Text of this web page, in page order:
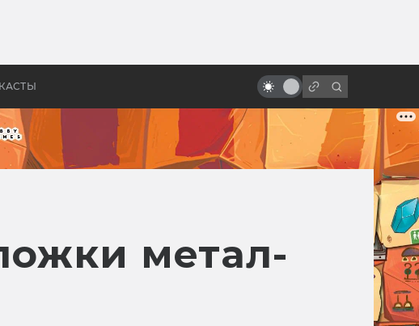
чем на родине
метал-